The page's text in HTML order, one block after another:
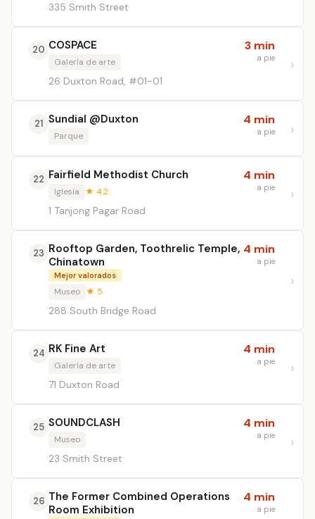
335 Smith Street
20 COSPACE
Galería de arte
26 Duxton Road, #01-01
3 min
a pie
21 Sundial @Duxton
Parque
4 min
a pie
22 Fairfield Methodist Church
Iglesia ★ 4.2
1 Tanjong Pagar Road
4 min
a pie
23 Rooftop Garden, Toothrelic Temple,
Chinatown
Mejor valorados
Museo ★ 5
288 South Bridge Road
4 min
a pie
24 RK Fine Art
Galería de arte
71 Duxton Road
4 min
a pie
25 SOUNDCLASH
Museo
23 Smith Street
4 min
a pie
26 The Former Combined Operations
Room Exhibition
4 min
a pie